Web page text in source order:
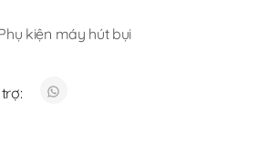
kiện máy hút bụi